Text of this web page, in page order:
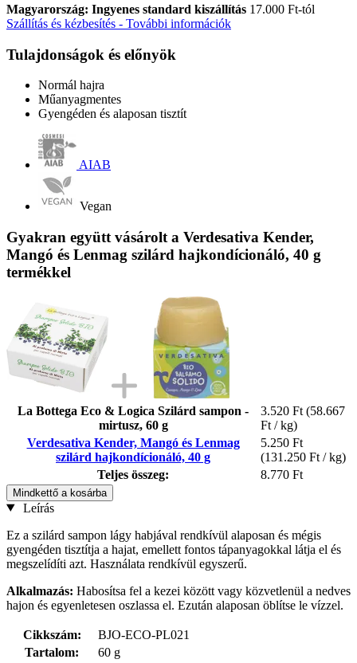
Magyarország: Ingyenes standard kiszállítás 17.000 Ft-tól
Szállítás és kézbesítés - További információk
Tulajdonságok és előnyök
Normál hajra
Műanyagmentes
Gyengéden és alaposan tisztít
AIAB
Vegan
Gyakran együtt vásárolt a Verdesativa Kender,
Mangó és Lenmag szilárd hajkondícionáló, 40 g
termékkel
La Bottega Eco & Logica Szilárd sampon -
mirtusz, 60 g
3.520 Ft (58.667
Ft / kg)
Verdesativa Kender, Mangó és Lenmag
szilárd hajkondícionáló, 40 g
5.250 Ft
(131.250 Ft / kg)
Teljes összeg:
8.770 Ft
Mindkettő a kosárba
Leírás
Ez a szilárd sampon lágy habjával rendkívül alaposan és mégis
gyengéden tisztítja a hajat, emellett fontos tápanyagokkal látja el és
megszelídíti azt. Használata rendkívül egyszerű.
Alkalmazás: Habosítsa fel a kezei között vagy közvetlenül a nedves
hajon és egyenletesen oszlassa el. Ezután alaposan öblítse le vízzel.
Cikkszám:
BJO-ECO-PL021
Tartalom:
60 g